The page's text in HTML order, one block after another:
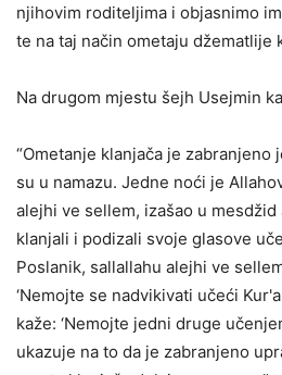
njihovim roditeljima i objasnimo
te na taj način ometaju džematlije
Na drugom mjestu šejh Usejmin
“Ometanje klanjača je zabranjeno
su u namazu. Jedne noći je
alejhi ve sellem, izašao u
klanjali i podizali svoje glasove
Poslanik, sallallahu alejhi ve
‘Nemojte se nadvikivati učeći
kaže: ‘Nemojte jedni druge
ukazuje na to da je zabranjeno